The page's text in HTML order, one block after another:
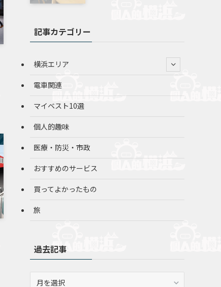
記事カテゴリー
横浜エリア
電車関連
マイベスト10選
個人的趣味
医療・防災・市政
おすすめのサービス
買ってよかったもの
旅
過去記事